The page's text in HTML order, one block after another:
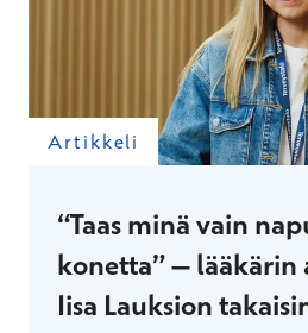
Artikkeli
“Taas minä vain
konetta” – lääkärin
Iisa Lauksion